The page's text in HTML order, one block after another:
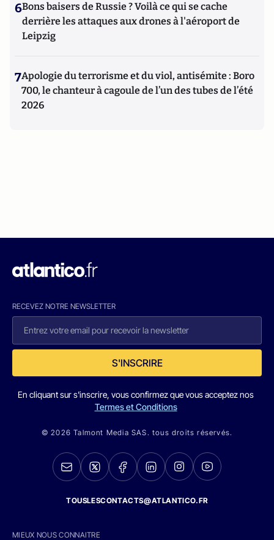
6Bons baisers de Russie ? Voilà ce qui se cache
derrière les attaques aux drones à l'aéroport de
Leipzig
7Apologie du terrorisme et du viol, antisémite : Boro
700, le chanteur à cagoule de l’un des tubes de l’été
2026
RECEVEZ NOTRE NEWSLETTER
S'INSCRIRE
En cliquant sur s'inscrire, vous confirmez que vous acceptez nos
Termes et Conditions
© 2026 Talmont Media SAS. tous droits réservés.
TOUSLESCONTACTS@ATLANTICO.FR
MIEUX NOUS CONNAITRE